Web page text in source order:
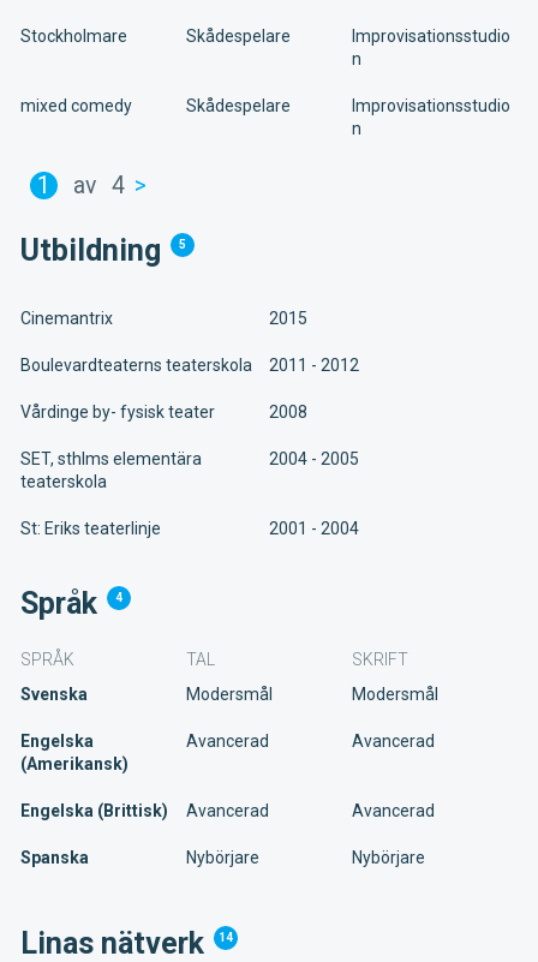
Stockholmare Skådespelare
Improvisationsstudio
n
mixed comedy Skådespelare
Improvisationsstudio
n
1 av 4 >
Utbildning 5
Cinemantrix 2015
Boulevardteaterns teaterskola 2011 - 2012
Vårdinge by- fysisk teater 2008
SET, sthlms elementära
teaterskola
2004 - 2005
St: Eriks teaterlinje 2001 - 2004
Språk 4
SPRÅK TAL
SKRIFT
Svenska
Modersmål Modersmål
Engelska
(Amerikansk)
Avancerad Avancerad
Engelska (Brittisk) Avancerad Avancerad
Spanska Nybörjare Nybörjare
Linas nätverk 14